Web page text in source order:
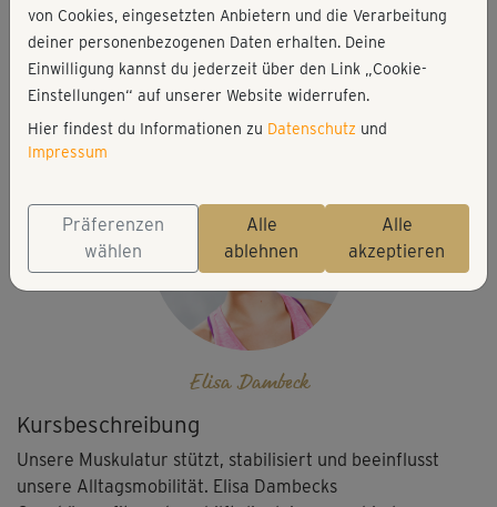
Kursbeschreibung
Unsere Muskulatur stützt, stabilisiert und beeinflusst
unsere Alltagsmobilität. Elisa Dambecks
37 Min
248 kcal
Elisa Dambeck
Matte
Elisa Dambeck
von Cookies, eingesetzten Anbietern und die Verarbeitung
deiner personenbezogenen Daten erhalten. Deine
Einwilligung kannst du jederzeit über den Link „Cookie-
Einstellungen“ auf unserer Website widerrufen.
Hier findest du Informationen zu Datenschutz und
Impressum
Präferenzen
wählen
Alle
ablehnen
Alle
akzeptieren